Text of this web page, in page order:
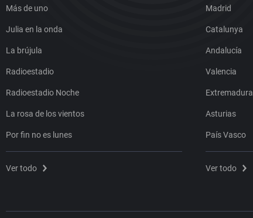
Más de uno
Julia en la onda
La brújula
Radioestadio
Radioestadio Noche
La rosa de los vientos
Por fin no es lunes
Ver todo
Madrid
Catalunya
Andalucía
Valencia
Extremadura
Asturias
País Vasco
Ver todo